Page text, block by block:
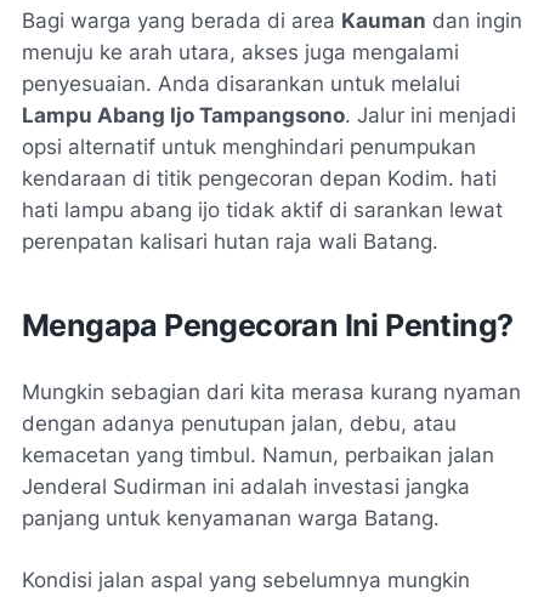
Bagi warga yang berada di area Kauman dan ingin
menuju ke arah utara, akses juga mengalami
penyesuaian. Anda disarankan untuk melalui
Lampu Abang Ijo Tampangsono. Jalur ini menjadi
opsi alternatif untuk menghindari penumpukan
kendaraan di titik pengecoran depan Kodim. hati
hati lampu abang ijo tidak aktif di sarankan lewat
perenpatan kalisari hutan raja wali Batang.
Mengapa Pengecoran Ini Penting?
Mungkin sebagian dari kita merasa kurang nyaman
dengan adanya penutupan jalan, debu, atau
kemacetan yang timbul. Namun, perbaikan jalan
Jenderal Sudirman ini adalah investasi jangka
panjang untuk kenyamanan warga Batang.
Kondisi jalan aspal yang sebelumnya mungkin